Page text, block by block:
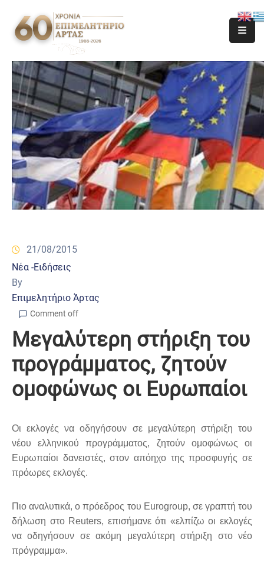
21/08/2015
Νέα -Ειδήσεις
By
Επιμελητήριο Άρτας
Comment off
Μεγαλύτερη στήριξη του
προγράμματος, ζητούν
ομοφώνως οι Ευρωπαίοι
Οι εκλογές να οδηγήσουν σε μεγαλύτερη στήριξη του
νέου ελληνικού προγράμματος, ζητούν ομοφώνως οι
Ευρωπαίοι δανειστές, στον απόηχο της προσφυγής σε
πρόωρες εκλογές.
Πιο αναλυτικά, ο πρόεδρος του Eurogroup, σε γραπτή του
δήλωση στο Reuters, επισήμανε ότι «ελπίζω οι εκλογές
να οδηγήσουν σε ακόμη μεγαλύτερη στήριξη στο νέο
πρόγραμμα».